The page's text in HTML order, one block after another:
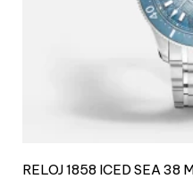
RELOJ 1858 ICED SEA 38